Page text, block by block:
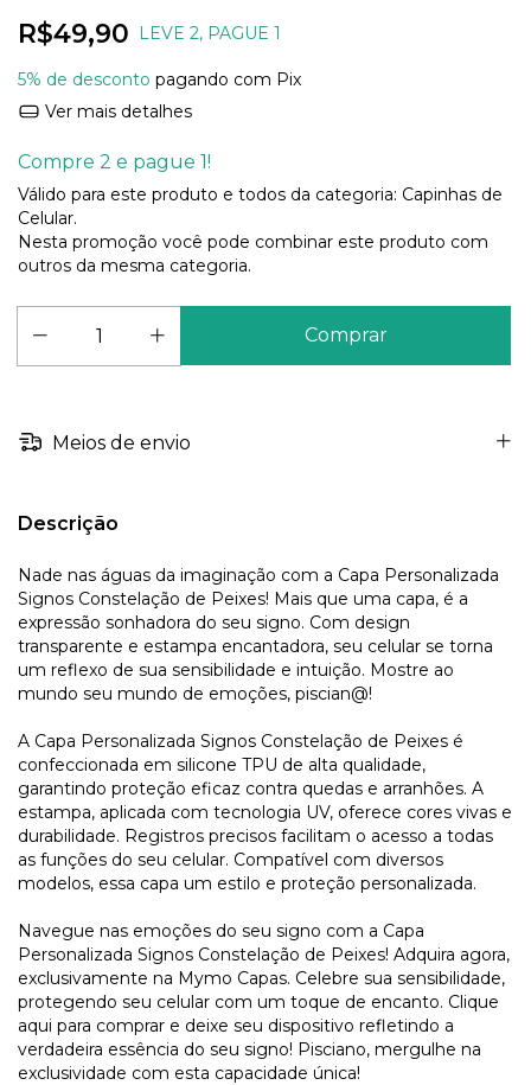
R$49,90 LEVE 2, PAGUE 1
5% de desconto pagando com Pix
Ver mais detalhes
Compre 2 e pague 1!
Válido para este produto e todos da categoria: Capinhas de
Celular.
Nesta promoção você pode combinar este produto com
outros da mesma categoria.
Meios de envio
Descrição
Nade nas águas da imaginação com a Capa Personalizada
Signos Constelação de Peixes! Mais que uma capa, é a
expressão sonhadora do seu signo. Com design
transparente e estampa encantadora, seu celular se torna
um reflexo de sua sensibilidade e intuição. Mostre ao
mundo seu mundo de emoções, piscian@!
A Capa Personalizada Signos Constelação de Peixes é
confeccionada em silicone TPU de alta qualidade,
garantindo proteção eficaz contra quedas e arranhões. A
estampa, aplicada com tecnologia UV, oferece cores vivas e
durabilidade. Registros precisos facilitam o acesso a todas
as funções do seu celular. Compatível com diversos
modelos, essa capa um estilo e proteção personalizada.
Navegue nas emoções do seu signo com a Capa
Personalizada Signos Constelação de Peixes! Adquira agora,
exclusivamente na Mymo Capas. Celebre sua sensibilidade,
protegendo seu celular com um toque de encanto. Clique
aqui para comprar e deixe seu dispositivo refletindo a
verdadeira essência do seu signo! Pisciano, mergulhe na
exclusividade com esta capacidade única!